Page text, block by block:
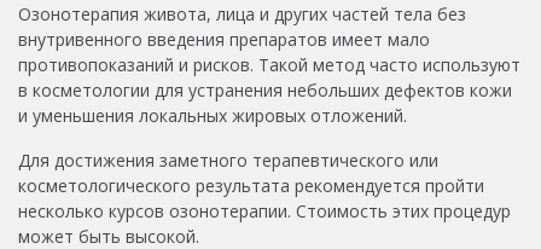
Озонотерапия живота, лица и других частей тела без
внутривенного введения препаратов имеет мало
противопоказаний и рисков. Такой метод часто используют
в косметологии для устранения небольших дефектов кожи
и уменьшения локальных жировых отложений.
Для достижения заметного терапевтического или
косметологического результата рекомендуется пройти
несколько курсов озонотерапии. Стоимость этих процедур
может быть высокой.